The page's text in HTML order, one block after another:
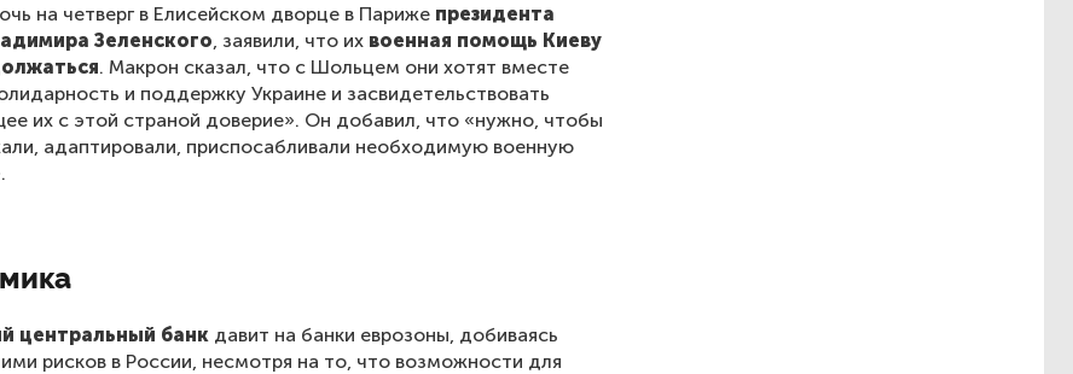
на четверг в Елисейском дворце в Париже президента
Зеленского, заявили, что их военная помощь Киеву
. Макрон сказал, что с Шольцем они хотят вместе
и поддержку Украине и засвидетельствовать
их с этой страной доверие». Он добавил, что «нужно, чтобы
адаптировали, приспосабливали необходимую военную
центральный банк давит на банки еврозоны, добиваясь
рисков в России, несмотря на то, что возможности для